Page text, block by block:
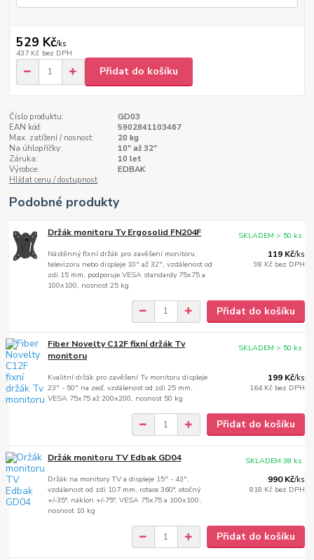
529 Kč/ks
437 Kč bez DPH
Přidat do košíku
Číslo produktu:
GD03
EAN kód:
5902841103467
Max. zatížení / nosnost:
20 kg
Na úhlopříčky:
10" až 32"
Záruka:
10 let
Výrobce:
EDBAK
Hlídat cenu / dostupnost
Podobné produkty
Držák monitoru Tv Ergosolid FN204F
Nástěnný fixní držák pro zavěšení monitoru,
televizoru nebo displeje 10" až 32", vzdálenost od
zdi 15 mm, podporuje VESA standardy 75x75 a
100x100, nosnost 25 kg
119 Kč/ks
98 Kč bez DPH
SKLADEM > 50 ks
Přidat do košíku
Fiber Novelty C12F fixní držák Tv
monitoru
Kvalitní držák pro zavěšení Tv monitoru displeje
23" - 50" na zeď, vzdálenost od zdi 25 mm,
VESA 75x75 až 200x200, nosnost 50 kg
199 Kč/ks
164 Kč bez DPH
SKLADEM > 50 ks
Přidat do košíku
Držák monitoru TV Edbak GD04
Držák na monitory TV a displeje 15" - 43",
vzdálenost od zdi 107 mm, rotace 360°, otočný
+/-35°, náklon +/-75°, VESA 75x75 a 100x100,
nosnost 10 kg
990 Kč/ks
818 Kč bez DPH
SKLADEM 38 ks
Přidat do košíku